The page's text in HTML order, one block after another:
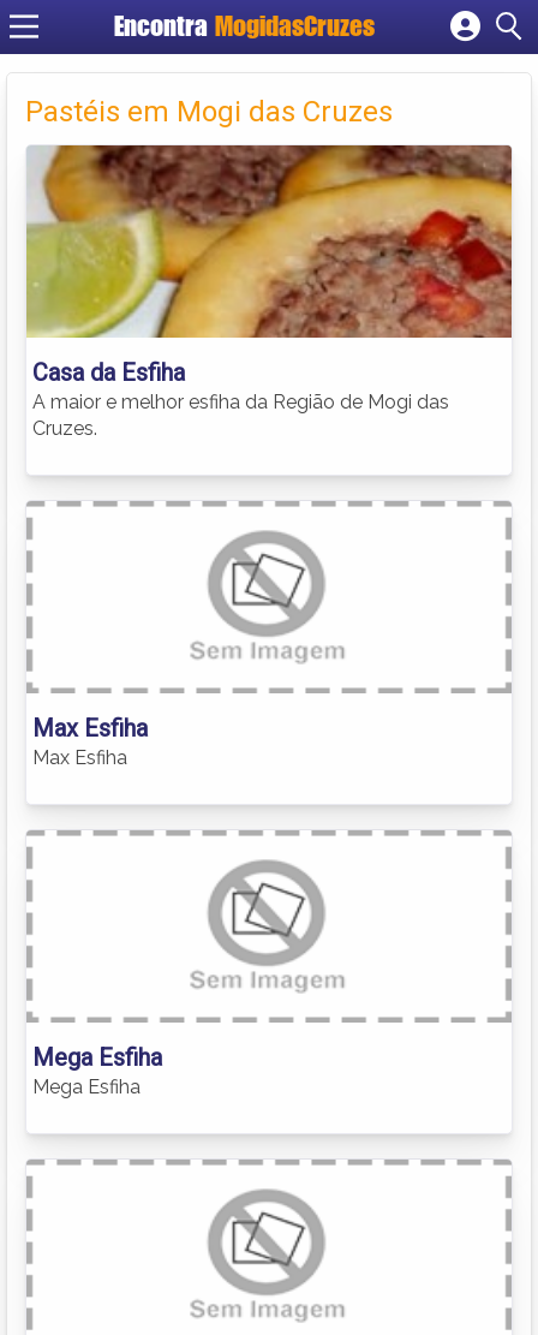
Encontra MogidasCruzes
Cadastrar empresa
Criar conta
Pastéis em Mogi das Cruzes
Casa da Esfiha
A maior e melhor esfiha da Região de Mogi das
Cruzes.
Max Esfiha
Max Esfiha
Mega Esfiha
Mega Esfiha